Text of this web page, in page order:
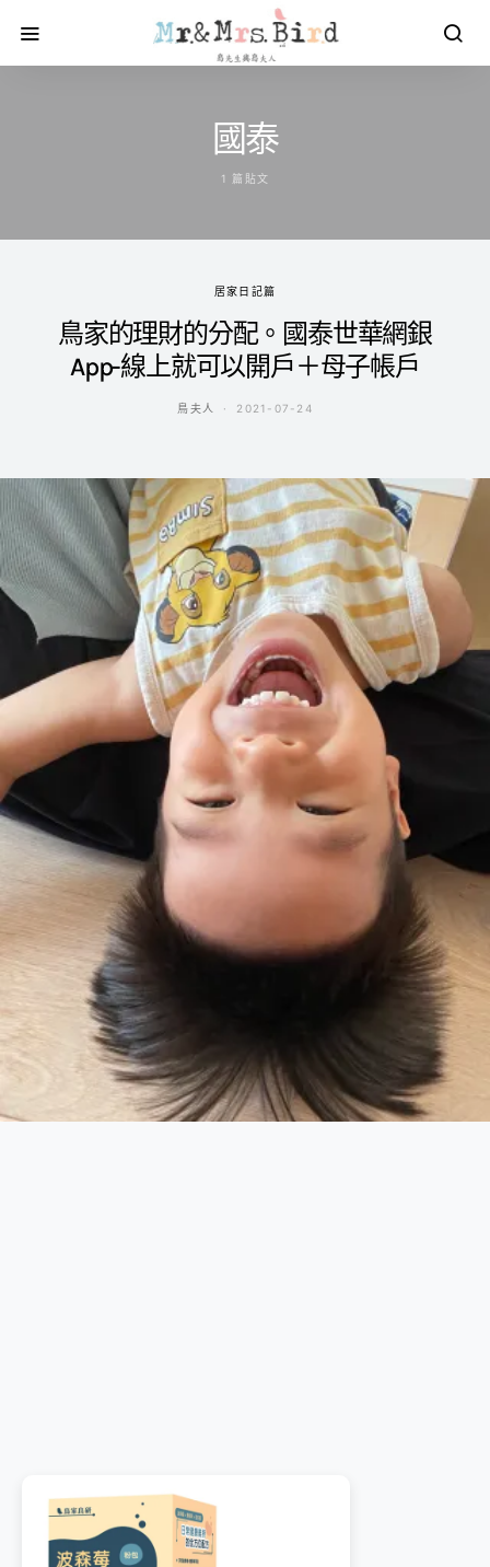
國泰
1 篇貼文
居家日記篇
鳥家的理財的分配。國泰世華網銀
App-線上就可以開戶＋母子帳戶
鳥夫人 2021-07-24